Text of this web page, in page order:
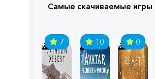
Самые скачиваемые игры
7 10 0